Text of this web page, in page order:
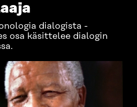
dialogista -
osa käsittelee dialogin